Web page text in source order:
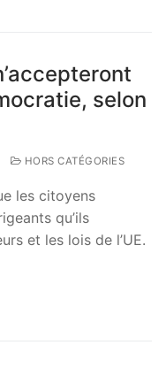
selon
HORS CATÉGORIES
les citoyens
qu’ils
et les lois de l’UE.